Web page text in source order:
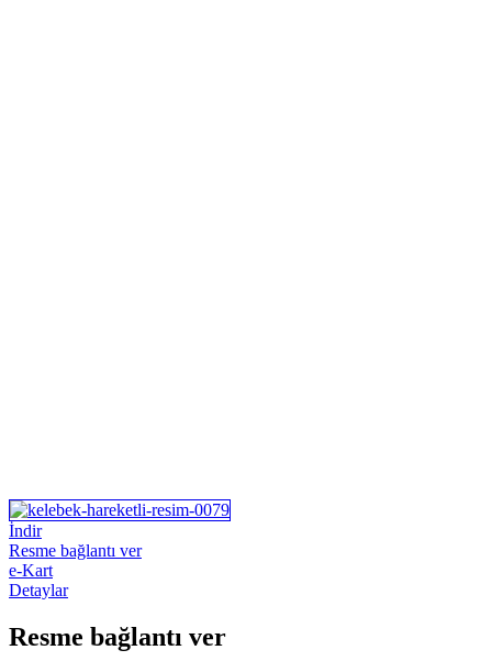
İndir
Resme bağlantı ver
e-Kart
Detaylar
Resme bağlantı ver